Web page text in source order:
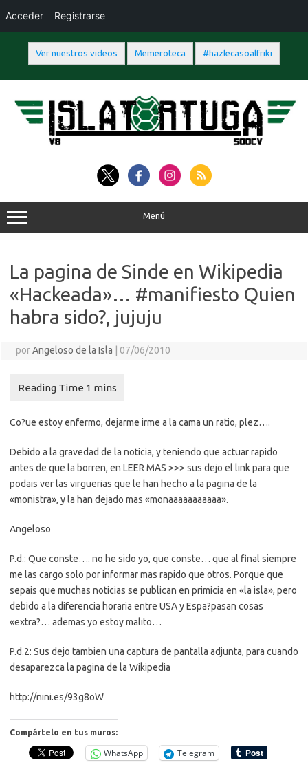
Ver nuestros videos Memeroteca #hazlecasoalfriki
contenido
Menú
La pagina de Sinde en Wikipedia
«Hackeada»… #manifiesto Quien
habra sido?, jujuju
porAngeloso de la Isla 07/06/2010
Co?ue estoy enfermo, dejarme irme a la cama un ratio, plez….
Debido a la gravedad de la noticia, y teniendo que actuar rapido
antes de que la borren, en LEER MAS >>> sus dejo el link para que
podais ver las virguerias que le han hecho a la pagina de la
«monistra», y la han dejado mas «monaaaaaaaaaaa».
Angeloso
P.d.: Que conste…. no he sido yo, que conste… que al final siempre
me las cargo solo por informar mas rapido que otros. Porque que
sepais que muchas noticias se publican en primicia en «la isla», pero
debido a la diferencia horaria entre USA y Espa?pasan cosas
«extra?… ademas yo estoy malito…
P.d.2: Sus dejo tambien una captura de pantalla adjunta, para cuando
desaparezca la pagina de la Wikipedia
http://nini.es/93g8oW
Compártelo en tus muros:
WhatsApp
Telegram
Acceder Registrarse